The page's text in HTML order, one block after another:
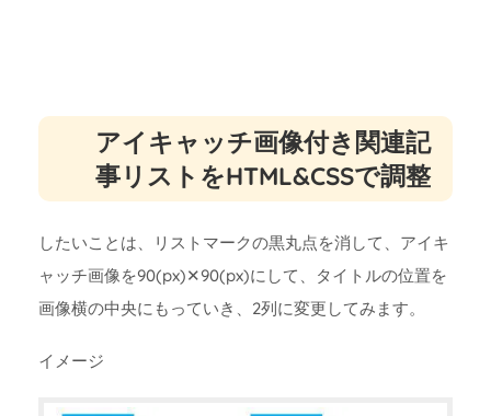
アイキャッチ画像付き関連記
事リストをHTML&CSSで調整
したいことは、リストマークの黒丸点を消して、アイキ
ャッチ画像を90(px)✕90(px)にして、タイトルの位置を
画像横の中央にもっていき、2列に変更してみます。
イメージ